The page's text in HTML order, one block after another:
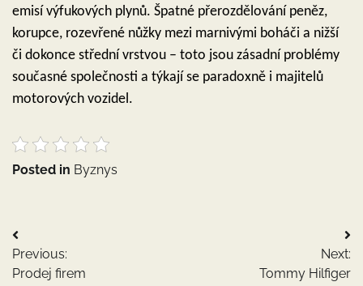
emisí výfukových plynů. Špatné přerozdělování peněz,
korupce, rozevřené nůžky mezi marnivými boháči a nižší
či dokonce střední vrstvou – toto jsou zásadní problémy
současné společnosti a týkají se paradoxně i majitelů
motorových vozidel.
Posted in Byznys
Navigace
pro
Previous:
Prodej firem
Next:
Tommy Hilfiger